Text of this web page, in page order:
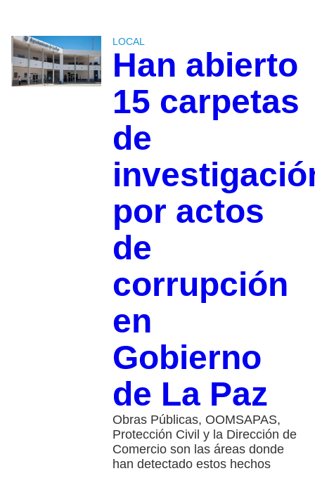
LOCAL
Han abierto
15 carpetas
de
por actos
de
corrupción
en
Gobierno
de La Paz
Obras Públicas, OOMSAPAS,
Protección Civil y la Dirección de
Comercio son las áreas donde
han detectado estos hechos